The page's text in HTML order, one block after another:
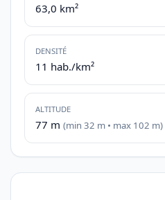
63,0 km²
DENSITÉ
11 hab./km²
ALTITUDE
77 m (min 32 m • max 102 m)